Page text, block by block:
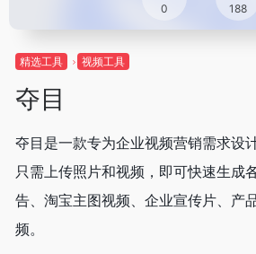
0 188
精选工具 视频工具
夺目
夺目是一款专为企业视频营销需求设
只需上传照片和视频，即可快速生成
告、淘宝主图视频、企业宣传片、产
频。